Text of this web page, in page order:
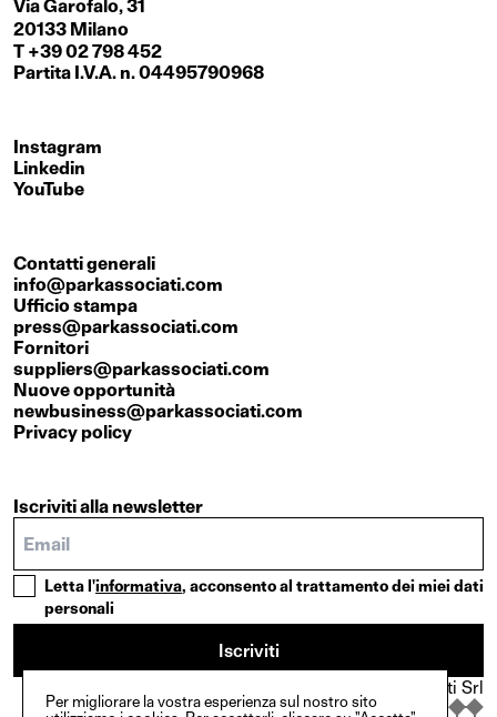
Via Garofalo, 31
20133 Milano
T +39 02 798 452
Partita I.V.A. n. 04495790968
Instagram
Linkedin
YouTube
Contatti generali
info@parkassociati.com
Ufficio stampa
press@parkassociati.com
Fornitori
suppliers@parkassociati.com
Nuove opportunità
newbusiness@parkassociati.com
Privacy policy
Iscriviti alla newsletter
Letta l'informativa, acconsento al trattamento dei miei dati
personali
Iscriviti
© Copyright {2025}. Park Associati Srl
Per migliorare la vostra esperienza sul nostro sito